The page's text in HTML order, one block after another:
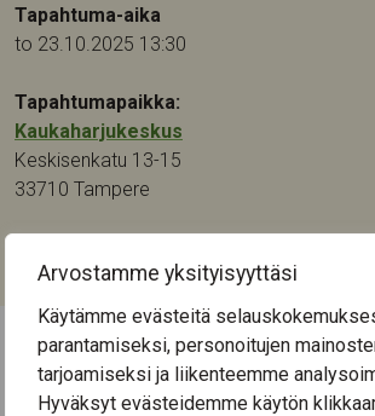
Arvostamme yksityisyyttäsi
Käytämme evästeitä
parantamiseksi, personoitujen
tarjoamiseksi ja liikenteemme
Hyväksyt evästeidemme käytön
Tapahtuma-aika
to 23.10.2025 13:30
Tapahtumapaikka:
Kaukaharjukeskus
Keskisenkatu 13-15
33710 Tampere
Musiikki
← Näytä kaikki